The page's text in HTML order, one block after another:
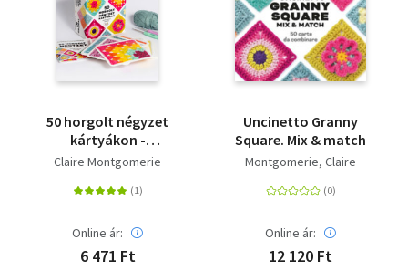
Történelem
Vallás
50 horgolt négyzet
kártyákon -
Mix&match minták
Claire Montgomerie
Online ár:
6 471 Ft
Uncinetto Granny
Square. Mix & match
Montgomerie, Claire
Online ár:
12 120 Ft